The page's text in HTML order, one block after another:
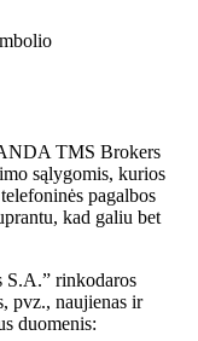
TMS Brokers
sąlygomis, kurios
pagalbos
kad galiu bet
rinkodaros
pvz., naujienas ir
duomenis: